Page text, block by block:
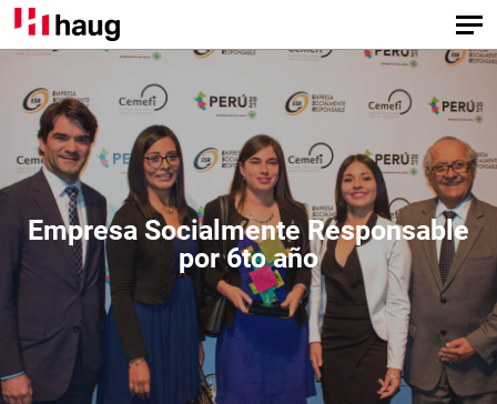
Empresa Socialmente Responsable
por 6to año